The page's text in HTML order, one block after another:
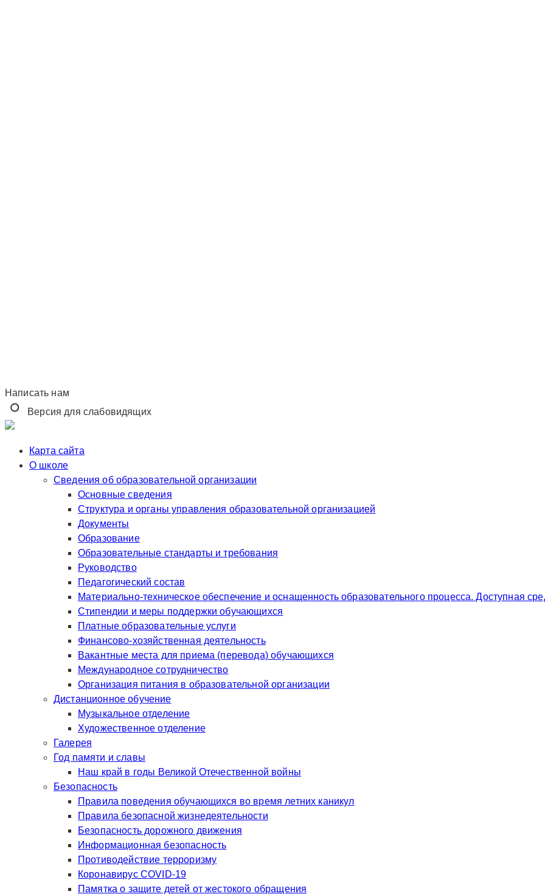
Написать нам
Версия для слабовидящих
Карта сайта
О школе
Сведения об образовательной организации
Основные сведения
Структура и органы управления образовательной организацией
Документы
Образование
Образовательные стандарты и требования
Руководство
Педагогический состав
Материально-техническое обеспечение и оснащенность образовательного процесса. Доступная
Стипендии и меры поддержки обучающихся
Платные образовательные услуги
Финансово-хозяйственная деятельность
Вакантные места для приема (перевода) обучающихся
Международное сотрудничество
Организация питания в образовательной организации
Дистанционное обучение
Музыкальное отделение
Художественное отделение
Галерея
Год памяти и славы
Наш край в годы Великой Отечественной войны
Безопасность
Правила поведения обучающихся во время летних каникул
Правила безопасной жизнедеятельности
Безопасность дорожного движения
Информационная безопасность
Противодействие терроризму
Коронавирус COVID-19
Памятка о защите детей от жестокого обращения